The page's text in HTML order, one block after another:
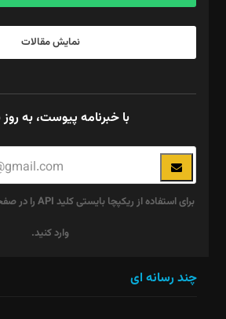
نمایش مقالات
با خبرنامه پیوست، به روز
وارد کنید.
چند رسانه ای